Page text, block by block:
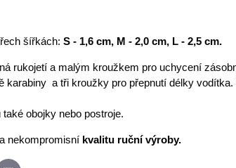
šířkách: S - 1,6 cm, M - 2,0 cm, L - 2,5 cm.
rukojetí a malým kroužkem pro uchycení
karabiny a tři kroužky pro přepnutí délky
obojky nebo postroje.
a nekompromisní kvalitu ruční výroby.